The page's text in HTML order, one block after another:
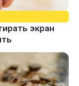
экран